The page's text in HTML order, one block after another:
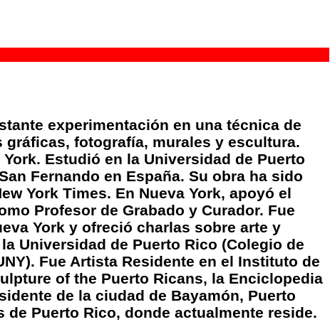
experimentación en una técnica de
gráficas, fotografía, murales y escultura.
Estudió en la Universidad de Puerto
Fernando en España. Su obra ha sido
York Times. En Nueva York, apoyó el
Profesor de Grabado y Curador. Fue
York y ofreció charlas sobre arte y
Universidad de Puerto Rico (Colegio de
Fue Artista Residente en el Instituto de
of the Puerto Ricans, la Enciclopedia
de la ciudad de Bayamón, Puerto
Puerto Rico, donde actualmente reside.